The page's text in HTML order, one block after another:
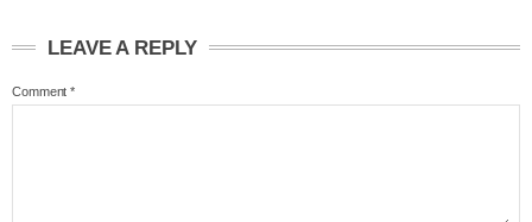
LEAVE A REPLY
Comment *